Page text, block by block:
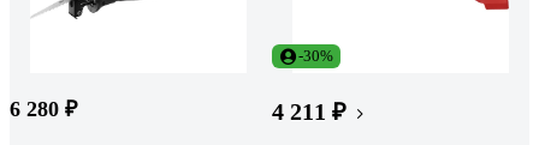
6 280 ₽
-30%
4 211 ₽